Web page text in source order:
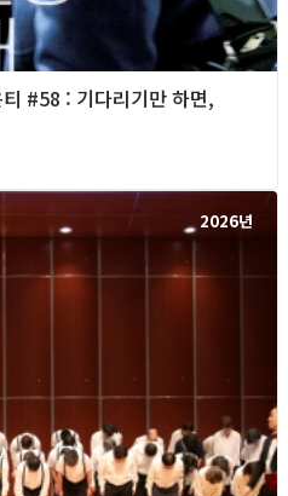
#58 : 기다리기만 하면,
2026년